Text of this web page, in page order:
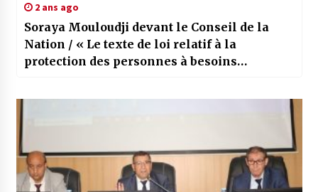
2 ans ago
Soraya Mouloudji devant le Conseil de la
Nation / « Le texte de loi relatif à la
protection des personnes à besoins
prise en charge de cette catégorie »